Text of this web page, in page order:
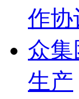
作协
众
生产